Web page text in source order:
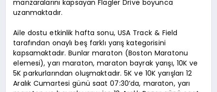
manzaralarını kapsayan Flagler Drive boyunca
uzanmaktadır.
Aile dostu etkinlik hafta sonu, USA Track & Field
tarafından onaylı beş farklı yarış kategorisini
kapsamaktadır. Bunlar maraton (Boston Maratonu
elemesi), yarı maraton, maraton bayrak yarışı, 10K ve
5K parkurlarından oluşmaktadır. 5K ve 10K yarışları 12
Aralık Cumartesi günü saat 07:30’da, maraton, yarı